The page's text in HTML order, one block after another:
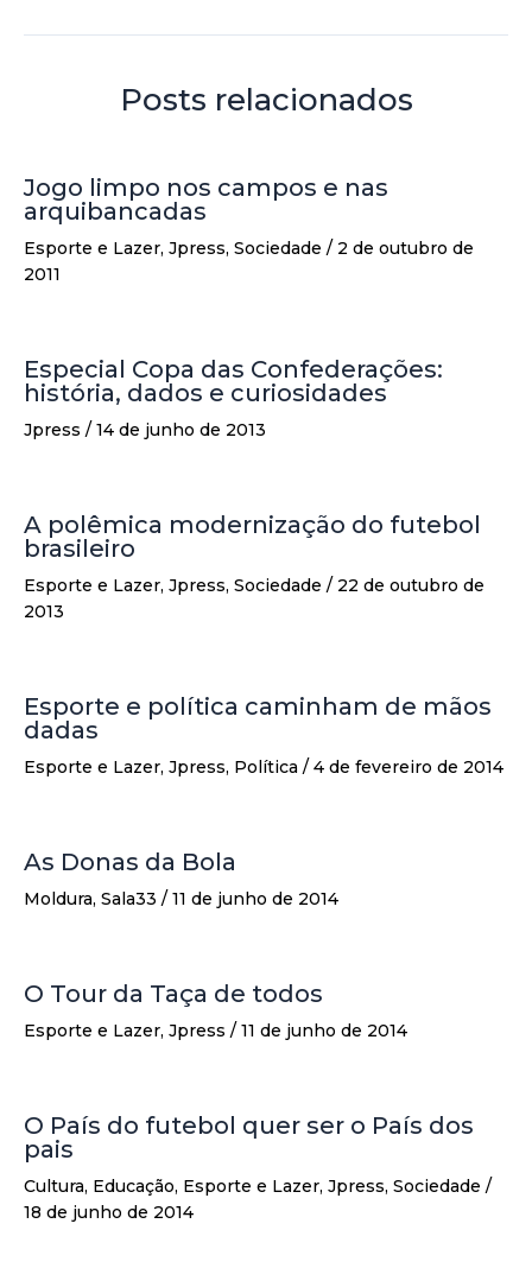
Posts relacionados
Jogo limpo nos campos e nas
arquibancadas
Esporte e Lazer, Jpress, Sociedade / 2 de outubro de
2011
Especial Copa das Confederações:
história, dados e curiosidades
Jpress / 14 de junho de 2013
A polêmica modernização do futebol
brasileiro
Esporte e Lazer, Jpress, Sociedade / 22 de outubro de
2013
Esporte e política caminham de mãos
dadas
Esporte e Lazer, Jpress, Política / 4 de fevereiro de 2014
As Donas da Bola
Moldura, Sala33 / 11 de junho de 2014
O Tour da Taça de todos
Esporte e Lazer, Jpress / 11 de junho de 2014
O País do futebol quer ser o País dos
pais
Cultura, Educação, Esporte e Lazer, Jpress, Sociedade /
18 de junho de 2014